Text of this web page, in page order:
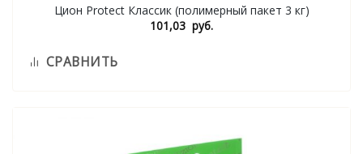
Цион Protect Классик (полимерный пакет 3 кг)
101,03 руб.
СРАВНИТЬ